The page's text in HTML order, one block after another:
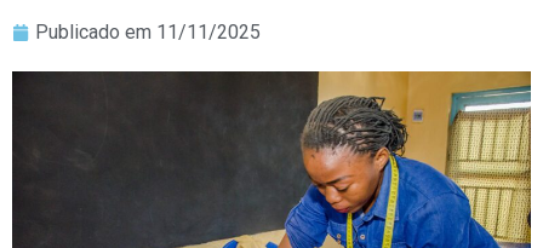
Publicado em 11/11/2025